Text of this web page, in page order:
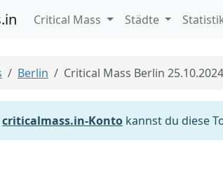
Critical Mass Städte
Berlin Critical Mass Berlin 25.10.2024
criticalmass.in-Konto kannst du diese